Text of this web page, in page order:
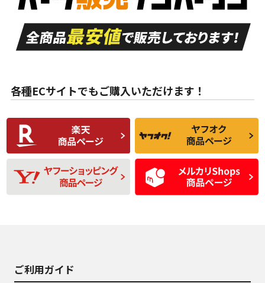
A
走行距離も少なく、
目立つ傷もほとんど
ない中古品
A
走行距離も少なく、
非常に状態の良い中
古品
な中古品
んどない中古品
C
比較的きれいな中古
品
C
られるが、使用に問
題のない中古品
D
使用感や目立つ傷が
あり、一般的な中古
品
D
残り溝も少なく、偏
磨耗がみられ、短期
間使用できるくらい
の中古品
各種ECサイトでもご購入いただけます！
ご利用ガイド